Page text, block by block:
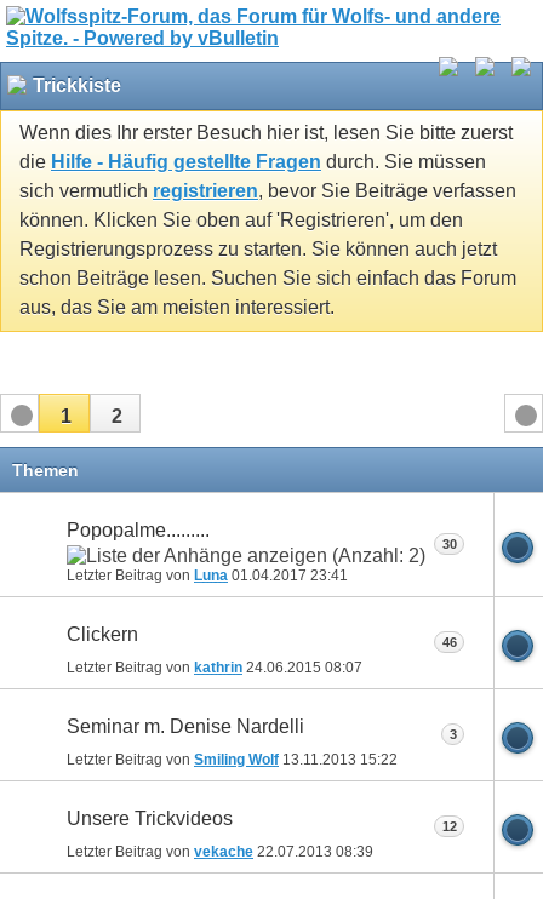
Trickkiste
Wenn dies Ihr erster Besuch hier ist, lesen Sie bitte zuerst
die Hilfe - Häufig gestellte Fragen durch. Sie müssen
sich vermutlich registrieren, bevor Sie Beiträge verfassen
können. Klicken Sie oben auf 'Registrieren', um den
Registrierungsprozess zu starten. Sie können auch jetzt
schon Beiträge lesen. Suchen Sie sich einfach das Forum
aus, das Sie am meisten interessiert.
1 2
Themen
Popopalme.........
Letzter Beitrag von Luna 01.04.2017 23:41
30
Clickern
Letzter Beitrag von kathrin 24.06.2015 08:07
46
Seminar m. Denise Nardelli
Letzter Beitrag von Smiling Wolf 13.11.2013 15:22
3
Unsere Trickvideos
Letzter Beitrag von vekache 22.07.2013 08:39
12